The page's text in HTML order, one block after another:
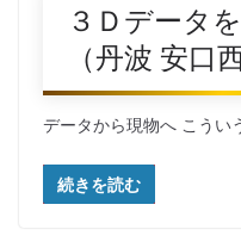
３Ｄデータ
（丹波 安口
データから現物へ こうい
続きを読む